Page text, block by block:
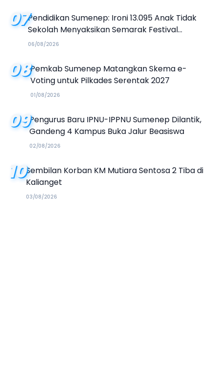
07Pendidikan Sumenep: Ironi 13.095 Anak Tidak
Sekolah Menyaksikan Semarak Festival
Kalender Event 2026
06/08/2026
08Pemkab Sumenep Matangkan Skema e-
Voting untuk Pilkades Serentak 2027
01/08/2026
09Pengurus Baru IPNU-IPPNU Sumenep Dilantik,
Gandeng 4 Kampus Buka Jalur Beasiswa
02/08/2026
10Sembilan Korban KM Mutiara Sentosa 2 Tiba di
Kalianget
03/08/2026